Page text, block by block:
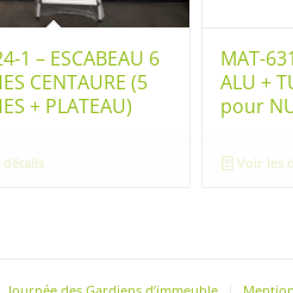
1 – ESCABEAU 6
CENTAURE (5
+ PLATEAU)
détails
MAT-
ALU +
pour
Voir les